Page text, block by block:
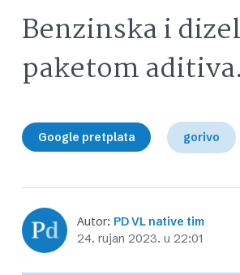
Benzinska i
paketom aditiva.
Google pretplata gorivo
Autor: PD VL native tim
24. rujan 2023. u 22:01